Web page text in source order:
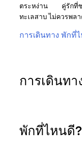
ตระหง่าน คู่รักที่ชอ
ทะเลสาบ ไม่ควรพล
การเดินทาง พักที่
การเดินทา
พักที่ไหนดี?